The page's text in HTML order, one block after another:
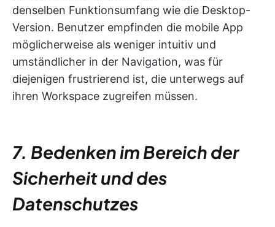
denselben Funktionsumfang wie die Desktop-
Version. Benutzer empfinden die mobile App
möglicherweise als weniger intuitiv und
umständlicher in der Navigation, was für
diejenigen frustrierend ist, die unterwegs auf
ihren Workspace zugreifen müssen.
7. Bedenken im Bereich der
Sicherheit und des
Datenschutzes